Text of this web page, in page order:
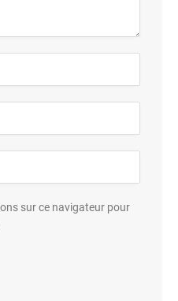
sur ce navigateur pour